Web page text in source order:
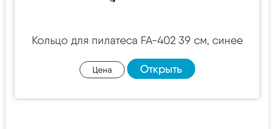
Кольцо для пилатеса FA-402 39 см, синее
Цена Открыть